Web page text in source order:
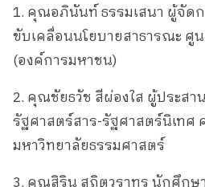
1. คุณอภินันท์ ธรรมเสนา ผู้จัด
ขับเคลื่อนนโยบายสาธารณะ ศู
(องค์การมหาชน)
2. คุณชัยธวัช สีผ่องใส ผู้ประสา
รัฐศาสตร์สาร-รัฐศาสตร์นิเทศ
มหาวิทยาลัยธรรมศาสตร์